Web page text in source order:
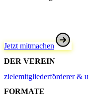
Jetzt mitmachen
DER VEREIN
zielemitgliederförderer &
FORMATE